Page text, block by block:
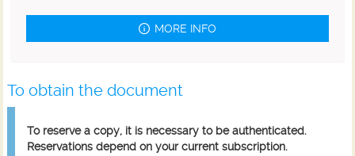
MORE INFO
To obtain the document
To reserve a copy, it is necessary to be authenticated.
Reservations depend on your current subscription.